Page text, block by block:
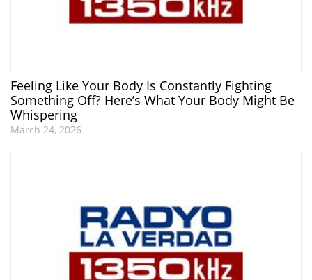
Feeling Like Your Body Is Constantly Fighting
Something Off? Here’s What Your Body Might Be
Whispering
March 24, 2026